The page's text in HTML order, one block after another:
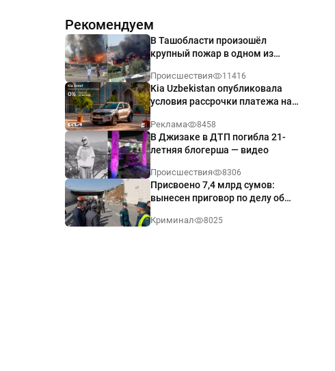
Рекомендуем
В Ташобласти произошёл
крупный пожар в одном из
Происшествия 11416
Kia Uzbekistan опубликовала
условия рассрочки платежа на
годовых
Реклама 8458
В Джизаке в ДТП погибла 21-
летняя блогерша — видео
Происшествия 8306
Присвоено 7,4 млрд сумов:
вынесен приговор по делу об
Ташкенте
Криминал 8025